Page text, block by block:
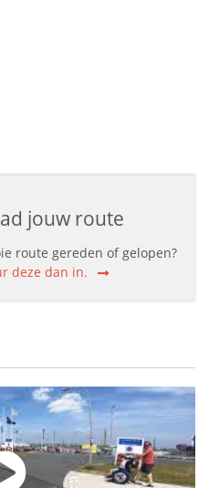
jouw route
route gereden of gelopen?
deze dan in.